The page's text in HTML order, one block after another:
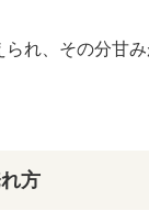
られ、その分甘
方